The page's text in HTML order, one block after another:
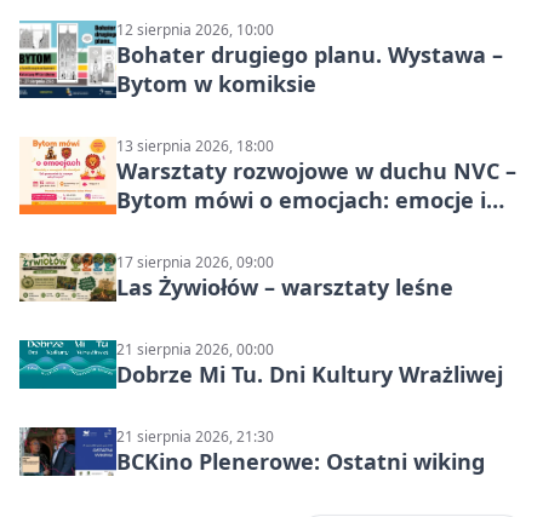
12 sierpnia 2026, 10:00
Bohater drugiego planu. Wystawa –
Bytom w komiksie
13 sierpnia 2026, 18:00
Warsztaty rozwojowe w duchu NVC –
Bytom mówi o emocjach: emocje i
17 sierpnia 2026, 09:00
Las Żywiołów – warsztaty leśne
21 sierpnia 2026, 00:00
Dobrze Mi Tu. Dni Kultury Wrażliwej
21 sierpnia 2026, 21:30
BCKino Plenerowe: Ostatni wiking